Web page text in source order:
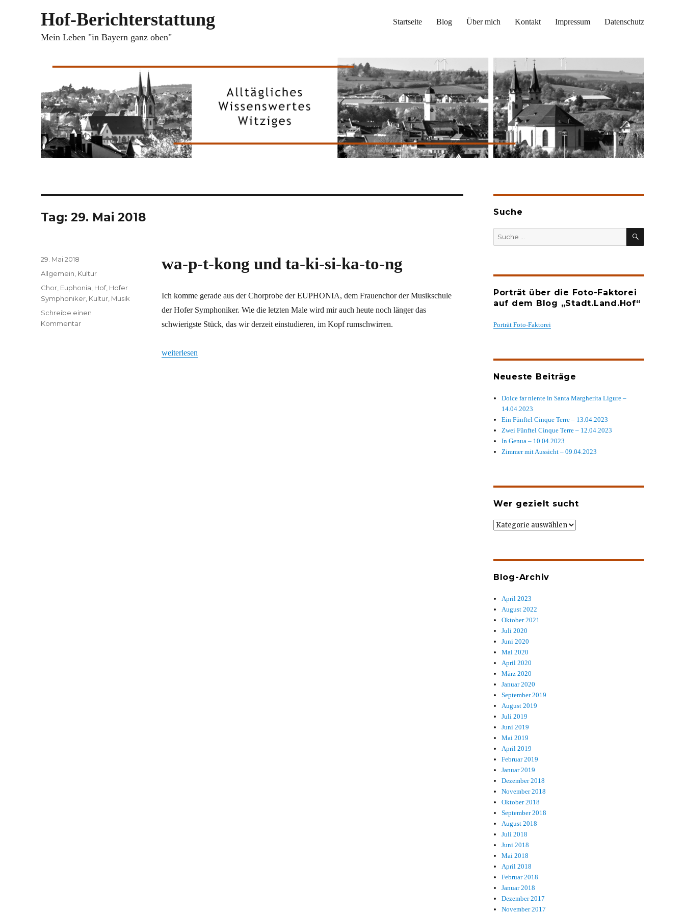
Hof-Berichterstattung
Mein Leben "in Bayern ganz oben"
Startseite Blog Über mich Kontakt Impressum Datenschutz
Tag:29. Mai 2018
wa-p-t-kong und ta-ki-si-ka-to-ng
Ich komme gerade aus der Chorprobe der EUPHONIA, dem Frauenchor der Musikschule
der Hofer Symphoniker. Wie die letzten Male wird mir auch heute noch länger das
schwierigste Stück, das wir derzeit einstudieren, im Kopf rumschwirren.
„wa-p-t-kong und ta-ki-si-ka-to-ng“
weiterlesen
Veröffentlicht
am
29. Mai 2018
Kategorien
Allgemein Kultur
Schlagwörter
Chor Euphonia Hof, Hofer
Symphoniker Kultur Musik
Schreibe einen
Kommentarzu
Suche
SUCHEN
Porträt über die Foto-Faktorei
auf dem Blog „Stadt.Land.Hof“
Porträt Foto-Faktorei
Neueste Beiträge
Dolce far niente in Santa Margherita Ligure –
14.04.2023
Ein Fünftel Cinque Terre – 13.04.2023
Zwei Fünftel Cinque Terre – 12.04.2023
In Genua – 10.04.2023
Zimmer mit Aussicht – 09.04.2023
Wer gezielt sucht
Wer
Blog-Archiv
April 2023
August 2022
Oktober 2021
Juli 2020
Juni 2020
Mai 2020
April 2020
März 2020
Januar 2020
September 2019
August 2019
Juli 2019
Juni 2019
Mai 2019
April 2019
Februar 2019
Januar 2019
Dezember 2018
November 2018
Oktober 2018
September 2018
August 2018
Juli 2018
Juni 2018
Mai 2018
April 2018
Februar 2018
Januar 2018
Dezember 2017
November 2017